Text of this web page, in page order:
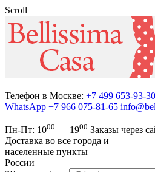
Scroll
Телефон в Москве: +7 499 653-93-30
WhatsApp +7 966 075-81-65
Пн-Пт: 1000 — 1900 Заказы через
Доставка во все города и
населенные пункты
России